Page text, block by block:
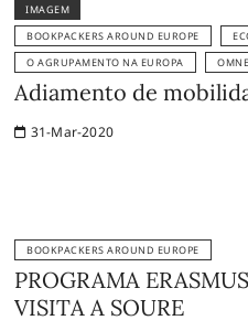
IMAGEM
BOOKPACKERS AROUND EUROPE
O AGRUPAMENTO NA EUROPA
Adiamento de
31-Mar-2020
BOOKPACKERS AROUND EUROPE
PROGRAMA
VISITA A SOURE